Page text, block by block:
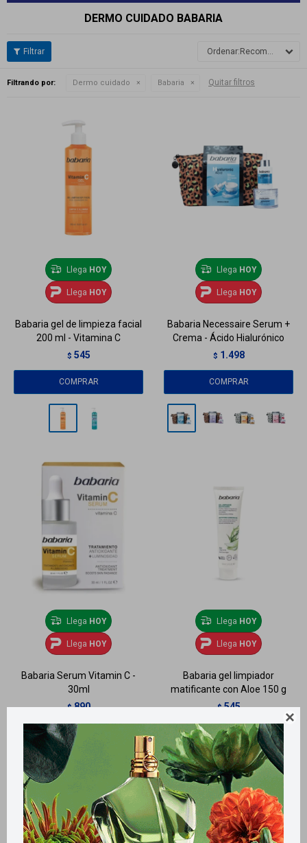

DERMO CUIDADO BABARIA
Recomendados
Filtrando por: Dermo cuidado Babaria Quitar filtros
Llega HOY
Llega HOY
Babaria gel de limpieza facial
200 ml - Vitamina C
$ 545
Llega HOY
Llega HOY
Babaria Necessaire Serum +
Crema - Ácido Hialurónico
$ 1.498
Llega HOY
Llega HOY
Babaria Serum Vitamin C -
30ml
$ 890
Llega HOY
Llega HOY
Babaria gel limpiador
matificante con Aloe 150 g
$ 545